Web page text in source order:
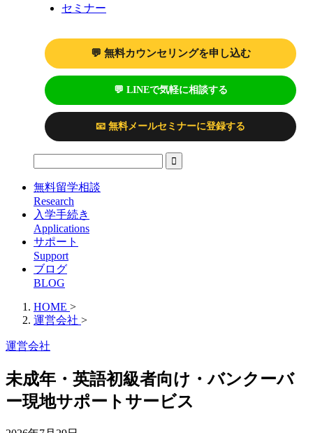
セミナー
💬 無料カウンセリングを申し込む
💬 LINEで気軽に相談する
📧 無料メールセミナーに登録する
無料留学相談
Research
入学手続き
Applications
サポート
Support
ブログ
BLOG
HOME >
運営会社 >
運営会社
未成年・英語初級者向け・バンクーバ
ー現地サポートサービス